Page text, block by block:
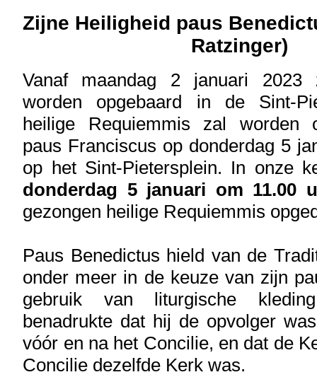
Zijne Heiligheid paus
Ratzinger)
Vanaf maandag 2 januari 2023
worden opgebaard in de Sint-
heilige Requiemmis zal worden
paus Franciscus op donderdag 5
op het Sint-Pietersplein. In onze
donderdag 5 januari om 11.00
gezongen heilige Requiemmis
Paus Benedictus hield van de
onder meer in de keuze van zijn
gebruik van liturgische
benadrukte dat hij de opvolger
vóór en na het Concilie, en dat de
Concilie dezelfde Kerk was.